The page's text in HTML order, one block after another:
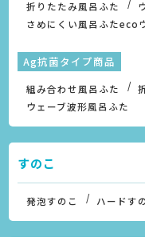
折りたたみ風呂ふた
さめにくい風呂ふたeco
Ag抗菌タイプ商品
組み合わせ風呂ふた
ウェーブ波形風呂ふた
すのこ
発泡すのこ ハードす